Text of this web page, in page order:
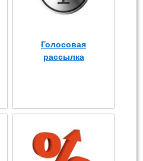
Голосовая
рассылка